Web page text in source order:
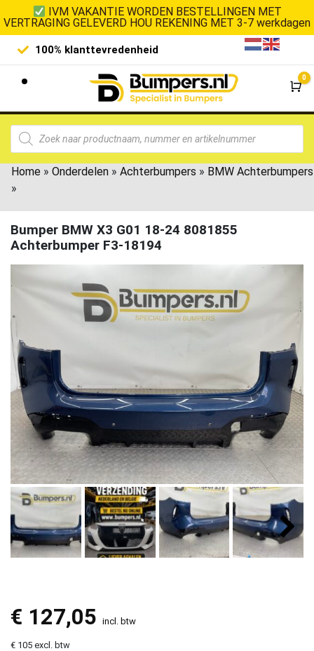
IVM VAKANTIE WORDEN BESTELLINGEN MET
VERTRAGING GELEVERD HOU REKENING MET 3-7 werkdagen
100% klanttevredenheid
0
Home » Onderdelen » Achterbumpers » BMW Achterbumpers
»
Bumper BMW X3 G01 18-24 8081855
Achterbumper F3-18194
€ 127,05 incl. btw
€ 105 excl. btw